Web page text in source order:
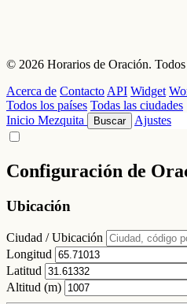
© 2026 Horarios de Oración. Todos
Acerca de Contacto API Widget
Todos los países Todas las ciudades
Inicio Mezquita Buscar Ajustes
Configuración de
Ubicación
Ciudad / Ubicación
Longitud
Latitud
Altitud (m)